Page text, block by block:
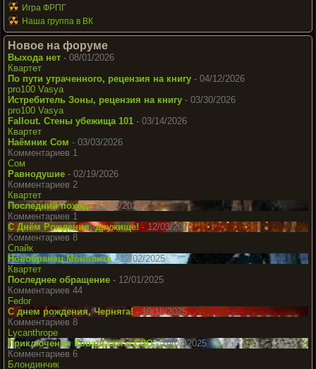
Игра ФРПГ
Наша группа в ВК
Новое на форуме
Выхода нет - 08/01/2026
Квартет
По пути утраченного, рецензия на книгу - 04/12/2026
pro100 Vasya
Истребитель Зоны, рецензия на книгу - 03/30/2026
pro100 Vasya
Fallout. Стены убежища 101 - 03/14/2026
Квартет
Наёмник Сом - 03/03/2026
Комментариев 1
Сом
Равнодушие - 02/19/2026
Комментариев 2
Квартет
Последний поход- 12/08/2025
Комментариев 1
С Днём Рождения, дружище! - 12/03/2025
Комментариев 8
Спайк
Новобранец Монолита - 12/02/2025
Квартет
Последнее обращение - 12/01/2025
Комментариев 44
Fedor
С днем рождения, Черняга!- 10/18/2025
Комментариев 8
Lycanthrope
Приключения Ковальски в СЗО- 10/07/2025
Комментариев 6
Блондинчик